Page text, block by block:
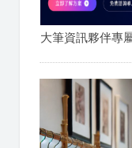
大筆資訊夥伴專